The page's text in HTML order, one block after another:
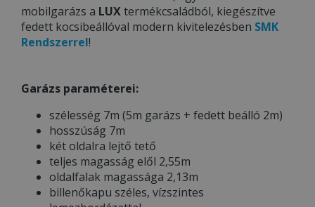
mobilgarázs a LUXtermékcsaládból, kiegészítve
fedett kocsibeállóval modern kivitelezésben SMK
Rendszerrel!
Garázs paraméterei:
szélesség 7m (5m garázs + fedett beálló 2m)
hosszúság 7m
két oldalra lejtő tető
teljes magasság elől 2,55m
oldalfalak magassága 2,13m
billenőkapu széles, vízszintes